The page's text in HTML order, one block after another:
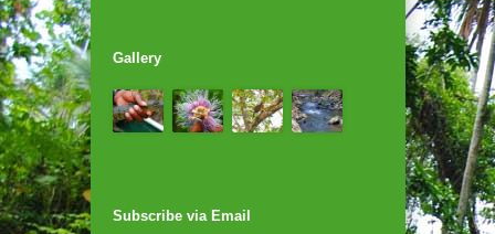
Gallery
Subscribe via Email